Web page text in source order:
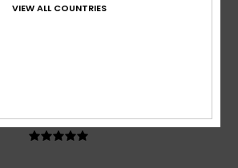
VIEW ALL COUNTRIES